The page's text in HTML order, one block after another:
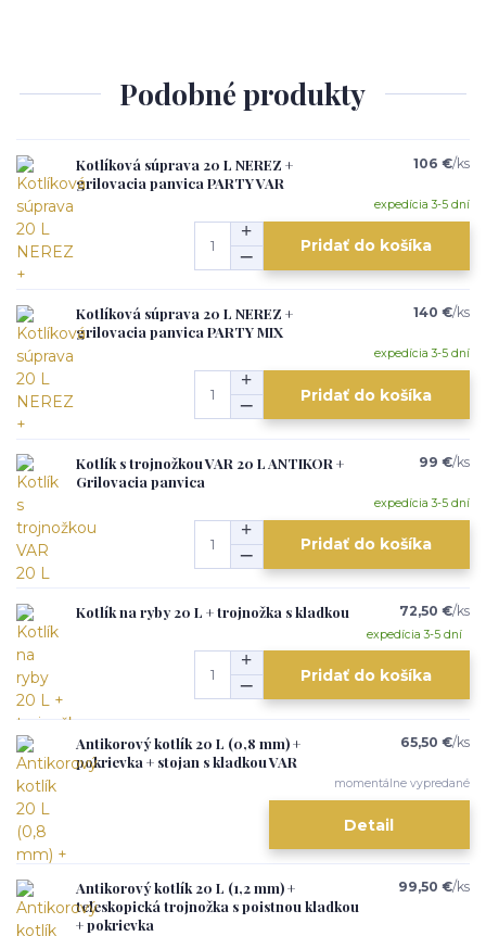
Podobné produkty
Kotlíková súprava 20 L NEREZ +
grilovacia panvica PARTY VAR
106 €/ks
expedícia 3-5 dní
Pridať do košíka
Kotlíková súprava 20 L NEREZ +
grilovacia panvica PARTY MIX
140 €/ks
expedícia 3-5 dní
Pridať do košíka
Kotlík s trojnožkou VAR 20 L ANTIKOR +
Grilovacia panvica
99 €/ks
expedícia 3-5 dní
Pridať do košíka
Kotlík na ryby 20 L + trojnožka s kladkou 72,50 €/ks
expedícia 3-5 dní
Pridať do košíka
Antikorový kotlík 20 L (0,8 mm) +
pokrievka + stojan s kladkou VAR
65,50 €/ks
momentálne vypredané
Detail
Antikorový kotlík 20 L (1,2 mm) +
teleskopická trojnožka s poistnou kladkou
+ pokrievka
99,50 €/ks